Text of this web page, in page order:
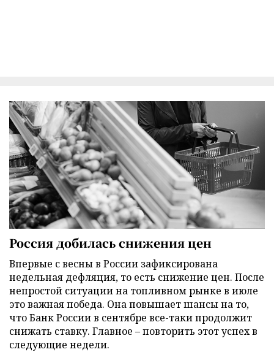
Россия добилась снижения цен
Впервые с весны в России зафиксирована
недельная дефляция, то есть снижение цен. После
непростой ситуации на топливном рынке в июле
это важная победа. Она повышает шансы на то,
что Банк России в сентябре все-таки продолжит
снижать ставку. Главное – повторить этот успех в
следующие недели.